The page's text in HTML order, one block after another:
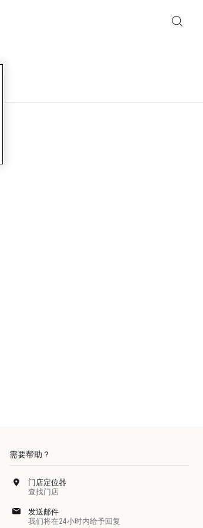
需要帮助？
门店定位器
查找门店
发送邮件
我们将在24小时内给予回复